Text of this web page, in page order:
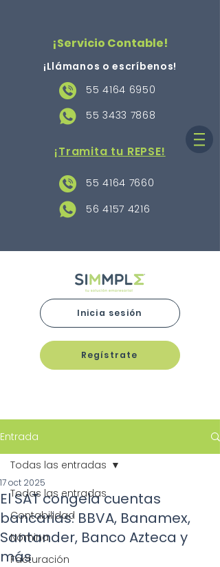
¡Servicio Contable!
¡Llámanos o escríbenos!
55 4164 6950
55 3433 7868
¡Tramita tu REPSE!
55 4164 7660
56 4157 4216
Inicia sesión
Regístrate
Entrada
Todas las entradas
Contabilidad
Nómina
Facturación
Todas las entradas
El SAT congela cuentas
bancarias: BBVA, Banamex,
Santander, Banco Azteca y
más
17 oct 2025